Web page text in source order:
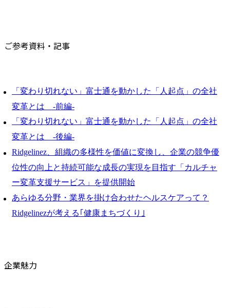
ご参考資料・記事
「変わり切れない」富士通を動かした「人起点」の全社
変革とは -前編-
「変わり切れない」富士通を動かした「人起点」の全社
変革とは -後編-
Ridgelinez、組織の多様性を価値に変換し、企業の競争優
位性の向上と持続可能な成長の実現を目指す「カルチャ
ー変革支援サービス」を提供開始
あらゆる分野・業界を掛け合わせたヘルスケアって？
Ridgelinezが考える｢健康まちづくり｣
企業魅力